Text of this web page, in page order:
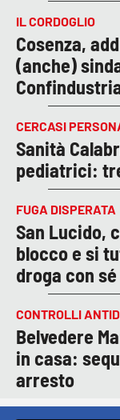
IL CORDOGLIO
Cosenza,
(anche)
CERCASI
Sanità
pediatrici:
FUGA DISPERATA
San Lucido,
blocco e si
droga con sé
CONTROLLI
Belvedere
in casa:
arresto